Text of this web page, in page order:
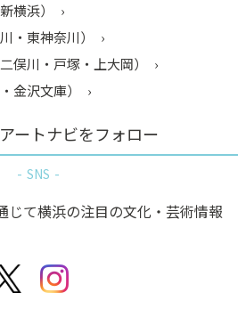
横浜）
・東神奈川）
俣川・戸塚・上大岡）
金沢文庫）
ートナビをフォロー
SNS
じて横浜の注目の文化・芸術情報